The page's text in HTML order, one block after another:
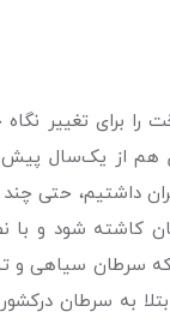
برای تغییر
از یک‌سال پیش
داشتیم، حتی
کاشته شود و
سرطان سیاهی و
به سرطان